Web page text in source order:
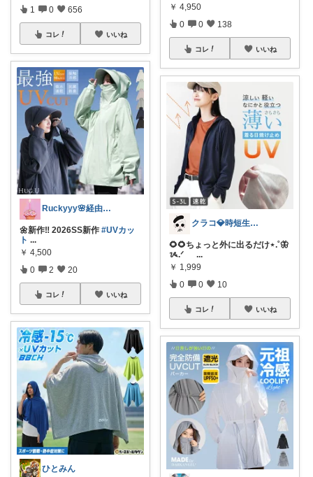
1 0 656
コレ いいね
Ruckyyy🌸経由感謝🙇‍♀️✨
🌼新作‼️ 2026SS新作 #UVカッ
ト ...
￥ 4,500
0 2 20
コレ いいね
ひとみん
￥ 4,950
0 0 138
コレ いいね
クラコ💎時短生活🏠×美容研究💄💊
🌻🌻ちょっと外に出るだけ⋆.˚🦋
ᝰ.ᐟ
...
￥ 1,999
0 0 10
コレ いいね